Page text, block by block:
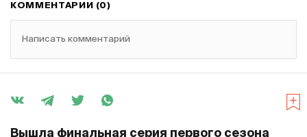
КОММЕНТАРИИ (0)
Написать комментарий
Вышла финальная серия первого сезона